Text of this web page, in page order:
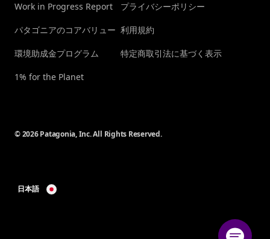
Work in Progress Report
パタゴニアのコアバリュー
環境助成金プログラム
1% for the Planet
プライバシーポリシー
利用規約
特定商取引法に基づく表示
© 2026 Patagonia, Inc. All Rights Reserved.
日本語